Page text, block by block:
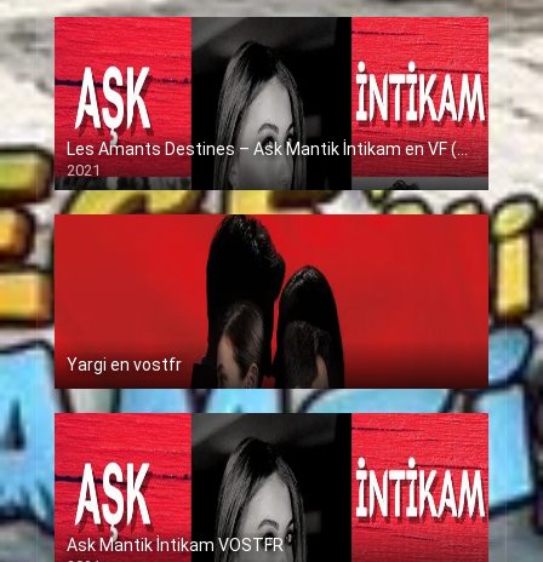
Les Amants Destines – Ask Mantik İntikam en VF (Voix Francaise)
2021
Yargi en vostfr
Ask Mantik İntikam VOSTFR